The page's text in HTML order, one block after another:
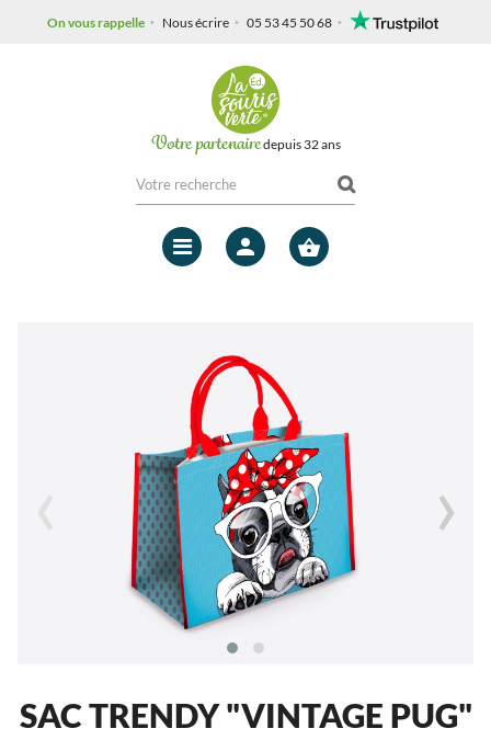
On vous rappelle Nous écrire 05 53 45 50 68
Votre partenairedepuis 32 ans
Mon
›
SAC TRENDY "VINTAGE PUG"